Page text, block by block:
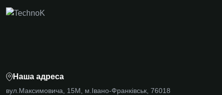
Наша адреса
вул.Максимовича, 15М, м.Івано-Франківськ, 76018